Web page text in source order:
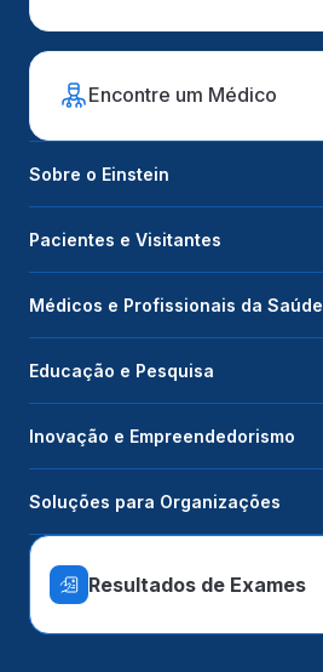
Encontre um Médico
Sobre o Einstein
Pacientes e Visitantes
Médicos e Profissionais da Saúde
Educação e Pesquisa
Inovação e Empreendedorismo
Soluções para Organizações
Resultados de Exames